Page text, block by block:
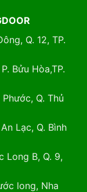
Q. 12, TP.
Bửu Hòa,TP.
Q. Thủ
Lạc, Q. Bình
Long B, Q. 9,
long, Nha